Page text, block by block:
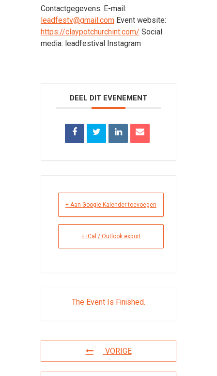
Contactgegevens: E-mail:
leadfestv@gmail.com Event website:
https://claypotchurchint.com/ Social
media: leadfestival Instagram
DEEL DIT EVENEMENT
+ Aan Google Kalender toevoegen
+ iCal / Outlook export
The Event Is Finished.
VORIGE